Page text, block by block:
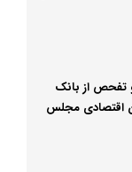
از بانک
اقتصادی مجلس